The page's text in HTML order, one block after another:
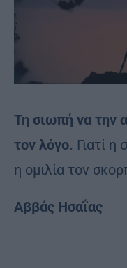
Τη σιωπή να την
τον λόγο. Γιατί
η ομιλία τον
Αββάς Ησαΐας